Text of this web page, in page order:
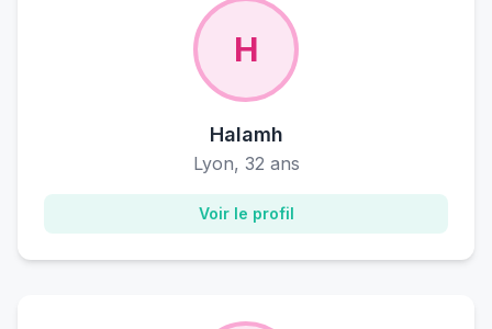
H
Halamh
Lyon, 32 ans
Voir le profil